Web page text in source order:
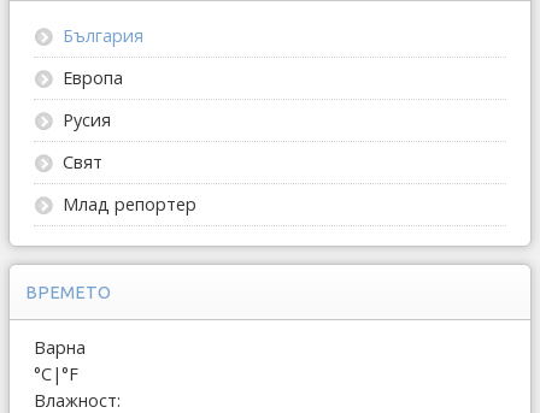
България
Европа
Русия
Свят
Млад репортер
ВРЕМЕТО
Варна
°C|°F
Влажност: